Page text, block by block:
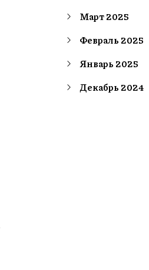
Март 2025
Февраль 2025
Январь 2025
Декабрь 2024